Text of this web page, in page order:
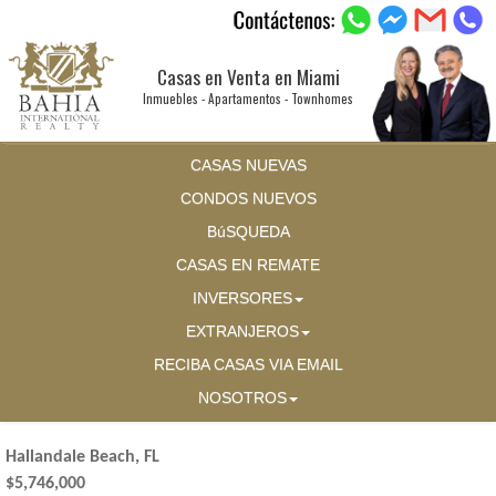
Casas en Venta en Miami
Inmuebles - Apartamentos - Townhomes
CASAS NUEVAS
CONDOS NUEVOS
BúSQUEDA
CASAS EN REMATE
INVERSORES
EXTRANJEROS
RECIBA CASAS VIA EMAIL
NOSOTROS
Hallandale Beach, FL
$5,746,000